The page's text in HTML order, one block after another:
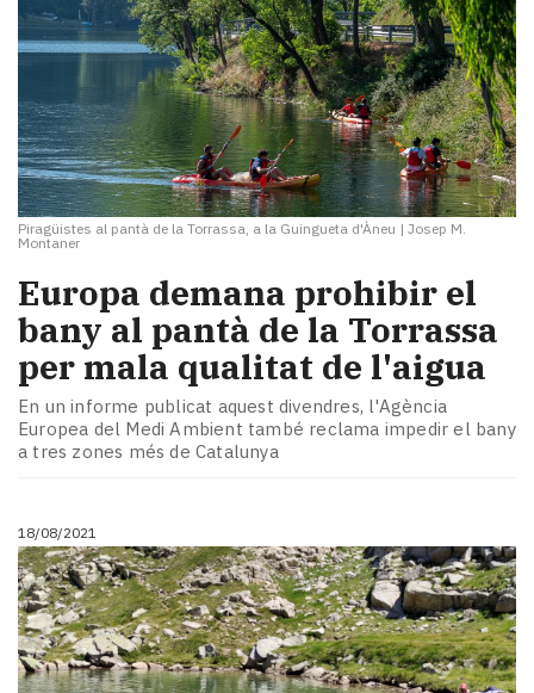
Piragüistes al pantà de la Torrassa, a la Guingueta d'Àneu | Josep M.
Montaner
Europa demana prohibir el
bany al pantà de la Torrassa
per mala qualitat de l'aigua
En un informe publicat aquest divendres, l'Agència
Europea del Medi Ambient també reclama impedir el bany
a tres zones més de Catalunya
18/08/2021